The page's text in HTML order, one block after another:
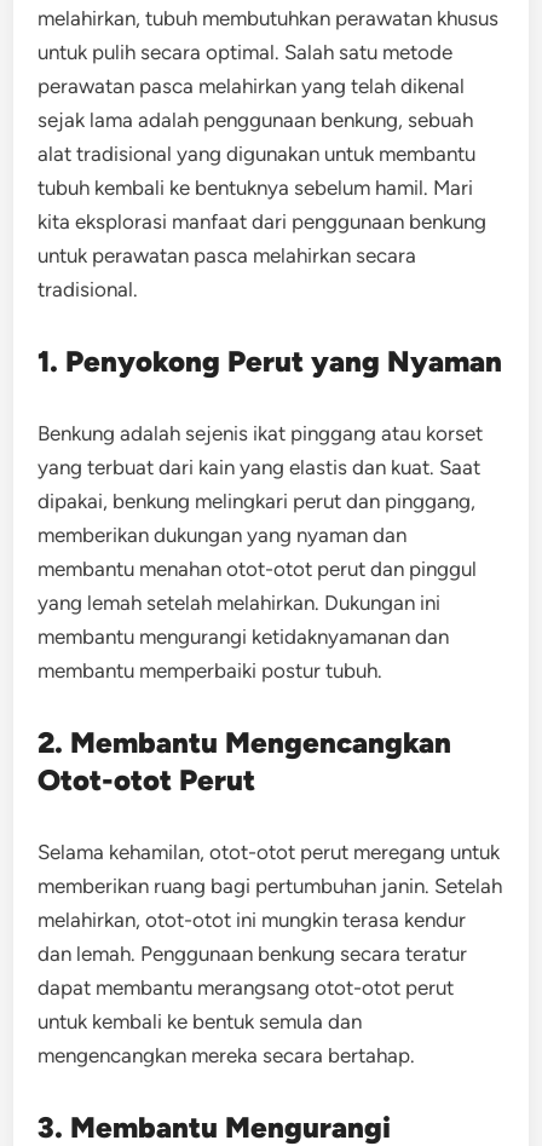
melahirkan, tubuh membutuhkan perawatan khusus
untuk pulih secara optimal. Salah satu metode
perawatan pasca melahirkan yang telah dikenal
sejak lama adalah penggunaan benkung, sebuah
alat tradisional yang digunakan untuk membantu
tubuh kembali ke bentuknya sebelum hamil. Mari
kita eksplorasi manfaat dari penggunaan benkung
untuk perawatan pasca melahirkan secara
tradisional.
1. Penyokong Perut yang Nyaman
Benkung adalah sejenis ikat pinggang atau korset
yang terbuat dari kain yang elastis dan kuat. Saat
dipakai, benkung melingkari perut dan pinggang,
memberikan dukungan yang nyaman dan
membantu menahan otot-otot perut dan pinggul
yang lemah setelah melahirkan. Dukungan ini
membantu mengurangi ketidaknyamanan dan
membantu memperbaiki postur tubuh.
2. Membantu Mengencangkan
Otot-otot Perut
Selama kehamilan, otot-otot perut meregang untuk
memberikan ruang bagi pertumbuhan janin. Setelah
melahirkan, otot-otot ini mungkin terasa kendur
dan lemah. Penggunaan benkung secara teratur
dapat membantu merangsang otot-otot perut
untuk kembali ke bentuk semula dan
mengencangkan mereka secara bertahap.
3. Membantu Mengurangi